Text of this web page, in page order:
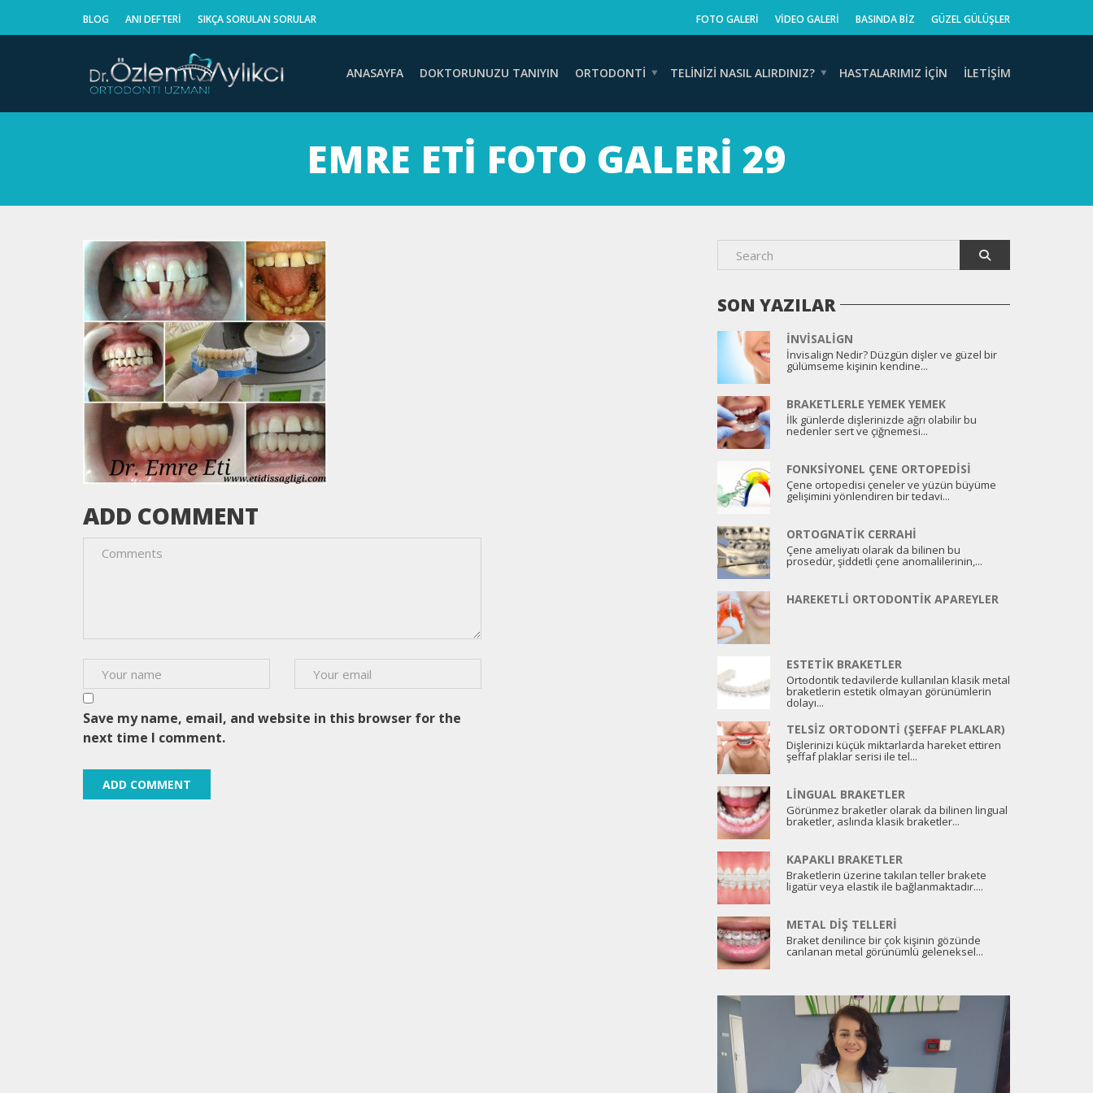
BLOG ANI DEFTERI SIKÇA SORULAN SORULAR FOTO GALERI VIDEO GALERI BASINDA BIZ GÜZEL GÜLÜŞLER
ANASAYFA DOKTORUNUZU TANIYIN ORTODONTI TELINIZI NASIL ALIRDINIZ? HASTALARIMIZ İÇIN İLETIŞIM
EMRE ETI FOTO GALERI 29
ADD COMMENT
Save my name, email, and website in this browser for the
next time I comment.
SON YAZILAR
İNVISALIGN
İnvisalign Nedir? Düzgün dişler ve güzel bir
gülümseme kişinin kendine...
BRAKETLERLE YEMEK YEMEK
İlk günlerde dişlerinizde ağrı olabilir bu
nedenler sert ve çiğnemesi...
FONKSIYONEL ÇENE ORTOPEDISI
Çene ortopedisi çeneler ve yüzün büyüme
gelişimini yönlendiren bir tedavi...
ORTOGNATIK CERRAHI
Çene ameliyatı olarak da bilinen bu
prosedür, şiddetli çene anomalilerinin,...
HAREKETLI ORTODONTIK APAREYLER
ESTETIK BRAKETLER
Ortodontik tedavilerde kullanılan klasik metal
braketlerin estetik olmayan görünümlerin
dolayı...
TELSIZ ORTODONTI (ŞEFFAF PLAKLAR)
Dişlerinizi küçük miktarlarda hareket ettiren
şeffaf plaklar serisi ile tel...
LINGUAL BRAKETLER
Görünmez braketler olarak da bilinen lingual
braketler, aslında klasik braketler...
KAPAKLI BRAKETLER
Braketlerin üzerine takılan teller brakete
ligatür veya elastik ile bağlanmaktadır....
METAL DIŞ TELLERI
Braket denilince bir çok kişinin gözünde
canlanan metal görünümlü geleneksel...